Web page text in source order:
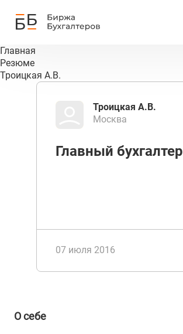
Главная
Резюме
Троицкая А.В.
Троицкая А.В.
Москва
Главный бухгалтер
07 июля 2016
О себе